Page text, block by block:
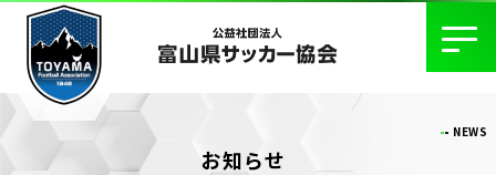
NEWS
お知らせ